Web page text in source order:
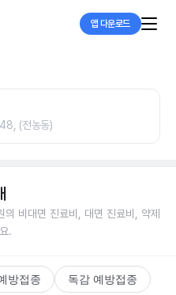
앱 다운로드
(전농동)
의 비대면 진료비, 대면 진료비, 약제
.
방접종 독감 예방접종